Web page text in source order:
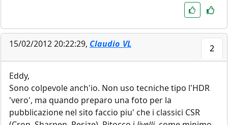
15/02/2012 20:22:29, Claudio_VL 2
Eddy,
Sono colpevole anch'io. Non uso tecniche tipo l'HDR
'vero', ma quando preparo una foto per la
pubblicazione nel sito faccio piu' che i classici CSR